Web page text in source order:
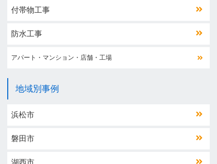
付帯物工事
防水工事
アパート・マンション・店舗・工場
地域別事例
浜松市
磐田市